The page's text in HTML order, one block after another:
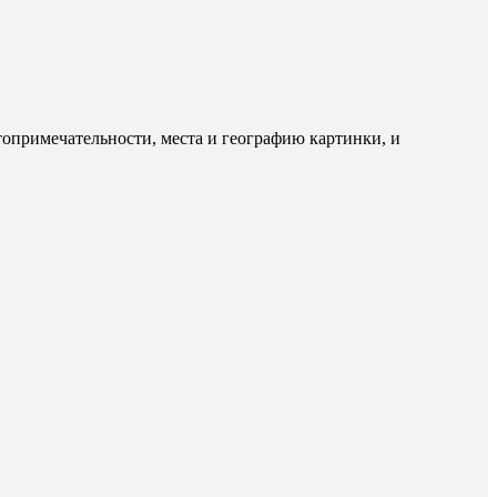
места и географию картинки, и